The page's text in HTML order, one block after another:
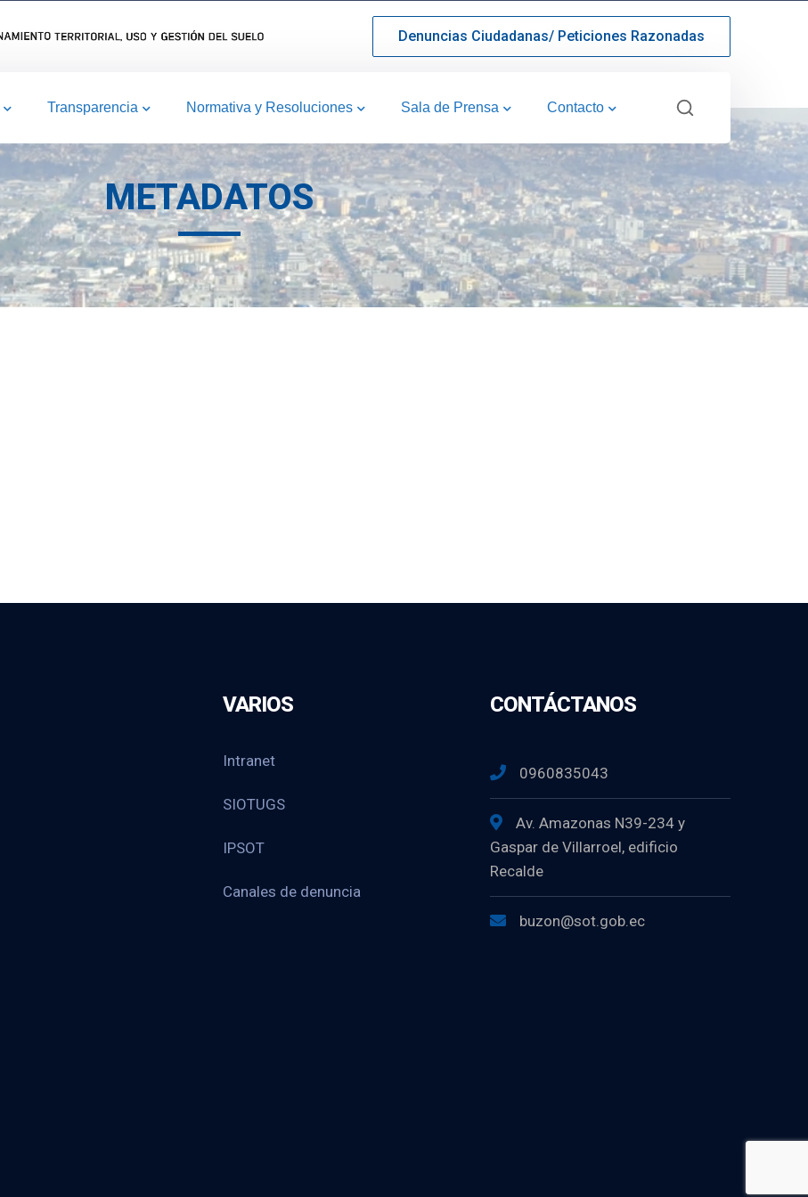
Denuncias Ciudadanas/ Peticiones Razonadas
Transparencia Normativa y Resoluciones Sala de Prensa Contacto
METADATOS
VARIOS
Intranet
SIOTUGS
IPSOT
Canales de denuncia
CONTÁCTANOS
0960835043
Av. Amazonas N39-234 y
Gaspar de Villarroel, edificio
Recalde
buzon@sot.gob.ec